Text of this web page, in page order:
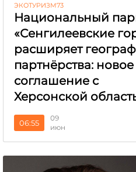
ЭКОТУРИЗМ73
Национальный
«Сенгилеевские
расширяет
партнёрства: новое
соглашение с
Херсонской
06:55
09
июн